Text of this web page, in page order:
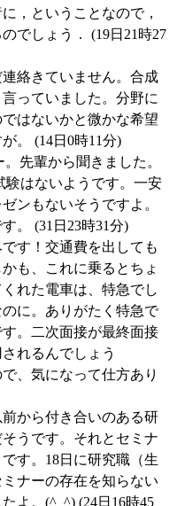
，ということなので，
でしょう． (19日21時27
絡きていません。合成
っていました。分野に
はないかと微かな希望
。 (14日0時11分)
先輩から聞きました。
はないようです。一安
ンもないそうですよ。
。 (31日23時31分)
す！交通費を出しても
も、これに乗るとちょ
れた電車は、特急でし
に。ありがたく特急で
。二次面接が最終面接
れるんでしょう
、気になって仕方あり
から付き合いのある研
うです。それとセミナ
す。18日に研究職（生
ナーの存在を知らない
よ。(^_^) (24日16時45